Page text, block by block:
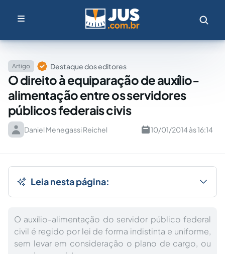
Artigo Destaque dos editores
O direito à equiparação de auxílio-
alimentação entre os servidores
públicos federais civis
Daniel Menegassi Reichel 10/01/2014 às 16:14
Leia nesta página:
O auxílio-alimentação do servidor público federal
civil é regido por lei de forma indistinta e uniforme,
sem levar em consideração o plano de cargo, ou